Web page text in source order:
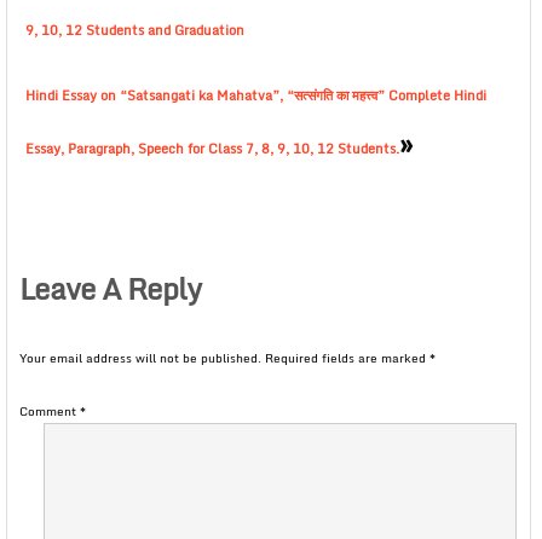
9, 10, 12 Students and Graduation
Hindi Essay on “Satsangati ka Mahatva”, “सत्संगति का महत्त्व” Complete Hindi
Essay, Paragraph, Speech for Class 7, 8, 9, 10, 12 Students.»
Leave A Reply
Your email address will not be published. Required fields are marked *
Comment*